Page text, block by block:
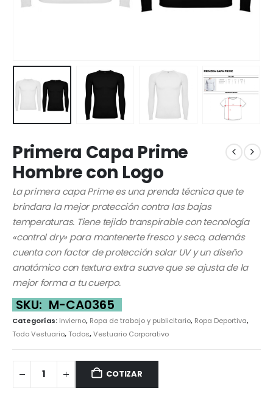
Primera Capa Prime
Hombre con Logo
La primera capa Prime es una prenda técnica que te
brindara la mejor protección contra las bajas
temperaturas. Tiene tejido transpirable con tecnología
«control dry» para mantenerte fresco y seco, además
cuenta con factor de protección solar UV y un diseño
anatómico con textura extra suave que se ajusta de la
mejor forma a tu cuerpo.
SKU: M-CA0365
Categorías: Invierno, Ropa de trabajo y publicitario, Ropa Deportiva,
Todo Vestuario,Todos,Vestuario Corporativo
COTIZAR